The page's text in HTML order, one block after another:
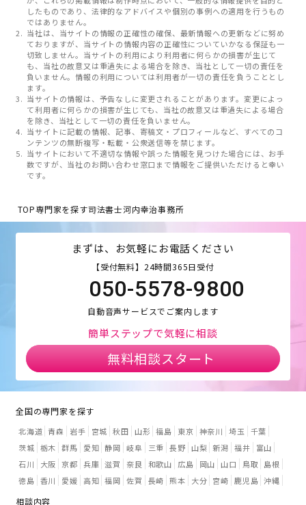
したものであり、法律的なアドバイスや個別の事例への適用を行うもの
ではありません。
当社は、当サイトの情報の正確性の確保、最新情報への更新などに努め
ておりますが、当サイトの情報内容の正確性についていかなる保証も一
切致しません。当サイトの利用により利用者に何らかの損害が生じて
も、当社の故意又は重過失による場合を除き、当社として一切の責任を
負いません。情報の利用については利用者が一切の責任を負うこととし
ます。
当サイトの情報は、予告なしに変更されることがあります。変更によっ
て利用者に何らかの損害が生じても、当社の故意又は重過失による場合
を除き、当社として一切の責任を負いません。
当サイトに記載の情報、記事、寄稿文・プロフィールなど、すべてのコ
ンテンツの無断複写・転載・公衆送信等を禁じます。
当サイトにおいて不適切な情報や誤った情報を見つけた場合には、お手
数ですが、当社のお問い合わせ窓口まで情報をご提供いただけると幸い
です。
TOP専門家を探す司法書士河内幸治事務所
まずは、お気軽にお電話ください
【受付無料】24時間365日受付
050-5578-9800
自動音声サービスでご案内します
簡単ステップで気軽に相談
無料相談スタート
全国の専門家を探す
北海道 青森 岩手 宮城 秋田 山形 福島 東京 神奈川 埼玉
千葉
茨城 栃木 群馬 愛知 静岡 岐阜 三重 長野 山梨 新潟 福井
富山
石川
大阪 京都 兵庫 滋賀 奈良 和歌山 広島 岡山 山口 鳥取
島根
徳島 香川 愛媛 高知 福岡 佐賀 長崎 熊本 大分 宮崎 鹿児島 沖縄
相談内容